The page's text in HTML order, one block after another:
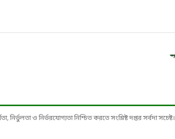
ও নির্ভরযোগ্যতা নিশ্চিত করতে সংশ্লিষ্ট দপ্তর সর্বদা সচেষ্ট।